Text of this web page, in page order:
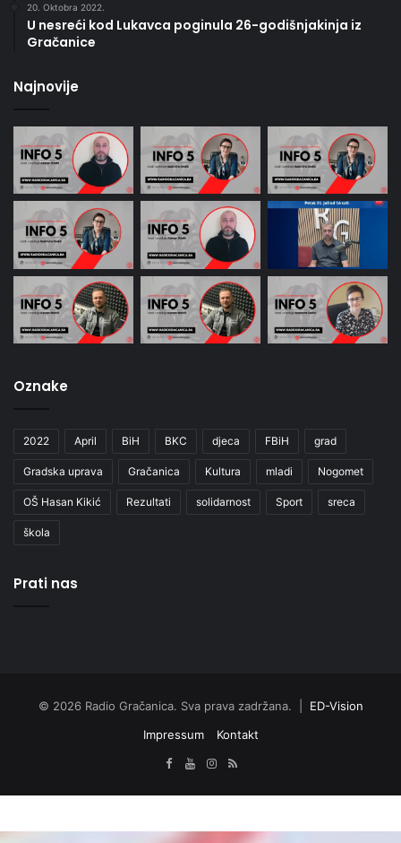
20. Oktobra 2022.
U nesreći kod Lukavca poginula 26-godišnjakinja iz
Gračanice
Najnovije
Oznake
2022 April BiH BKC djeca FBiH grad
Gradska uprava Gračanica Kultura mladi Nogomet
OŠ Hasan Kikić Rezultati solidarnost Sport sreca
škola
Prati nas
© 2026 Radio Gračanica. Sva prava zadržana. | ED-Vision
Impressum
Kontakt